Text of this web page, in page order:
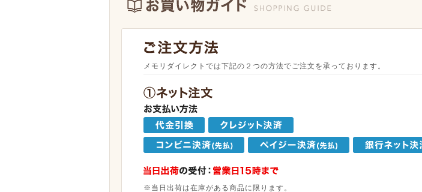
メモリダイレクトでは下記の２つの方法でご注文を承っております。
※当日出荷は在庫がある商品に限ります。